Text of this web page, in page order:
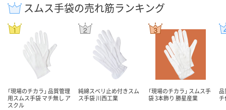
スムス手袋の売れ筋ランキング
「現場のチカラ」 品質管理
用スムス手袋 マチ無し ア
スクル
純綿スベリ止め付きスム
ス手袋 川西工業
「現場のチカラ」 スムス手
袋 3本飾り 勝星産業